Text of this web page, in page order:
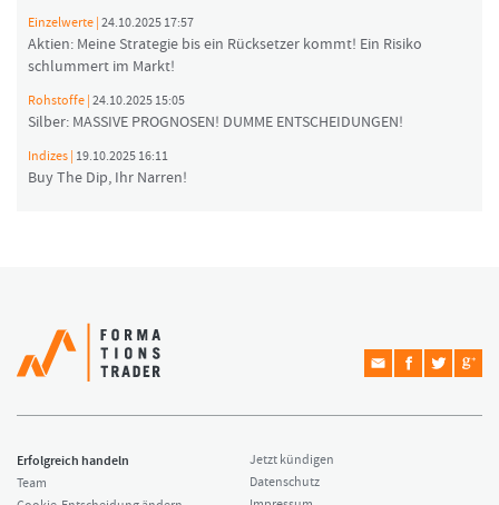
Einzelwerte | 24.10.2025 17:57
Aktien: Meine Strategie bis ein Rücksetzer kommt! Ein Risiko
schlummert im Markt!
Rohstoffe | 24.10.2025 15:05
Silber: MASSIVE PROGNOSEN! DUMME ENTSCHEIDUNGEN!
Indizes | 19.10.2025 16:11
Buy The Dip, Ihr Narren!
Erfolgreich handeln
Team
Jetzt kündigen
Datenschutz